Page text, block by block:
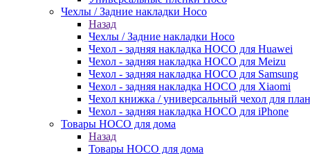
Чехлы / Задние накладки Hoco
Назад
Чехлы / Задние накладки Hoco
Чехол - задняя накладка HOCO для Huawei
Чехол - задняя накладка HOCO для Meizu
Чехол - задняя накладка HOCO для Samsung
Чехол - задняя накладка HOCO для Xiaomi
Чехол книжка / универсальный чехол для
Чехол - задняя накладка HOCO для iPhone
Товары HOCO для дома
Назад
Товары HOCO для дома